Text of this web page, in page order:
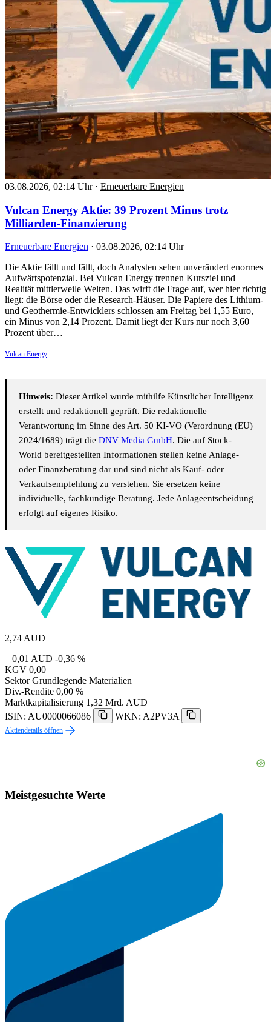
03.08.2026, 02:14 Uhr · Erneuerbare Energien
Vulcan Energy Aktie: 39 Prozent Minus trotz
Milliarden-Finanzierung
Erneuerbare Energien · 03.08.2026, 02:14 Uhr
Die Aktie fällt und fällt, doch Analysten sehen unverändert enormes
Aufwärtspotenzial. Bei Vulcan Energy trennen Kursziel und
Realität mittlerweile Welten. Das wirft die Frage auf, wer hier richtig
liegt: die Börse oder die Research-Häuser. Die Papiere des Lithium-
und Geothermie-Entwicklers schlossen am Freitag bei 1,55 Euro,
ein Minus von 2,14 Prozent. Damit liegt der Kurs nur noch 3,60
Prozent über…
Vulcan Energy
Hinweis: Dieser Artikel wurde mithilfe Künstlicher Intelligenz
erstellt und redaktionell geprüft. Die redaktionelle
Verantwortung im Sinne des Art. 50 KI-VO (Verordnung (EU)
2024/1689) trägt die DNV Media GmbH. Die auf Stock-
World bereitgestellten Informationen stellen keine Anlage-
oder Finanzberatung dar und sind nicht als Kauf- oder
Verkaufsempfehlung zu verstehen. Sie ersetzen keine
individuelle, fachkundige Beratung. Jede Anlageentscheidung
erfolgt auf eigenes Risiko.
2,74 AUD
– 0,01 AUD -0,36 %
KGV 0,00
Sektor Grundlegende Materialien
Div.-Rendite 0,00 %
Marktkapitalisierung 1,32 Mrd. AUD
ISIN: AU0000066086
WKN: A2PV3A
Aktiendetails öffnen
Meistgesuchte Werte